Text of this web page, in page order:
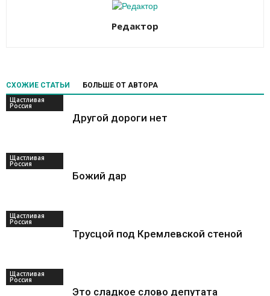
Редактор
СХОЖИЕ СТАТЬИ
БОЛЬШЕ ОТ АВТОРА
Щастливая
Россия
Другой дороги нет
Щастливая
Россия
Божий дар
Щастливая
Россия
Трусцой под Кремлевской стеной
Щастливая
Россия
Это сладкое слово депутата